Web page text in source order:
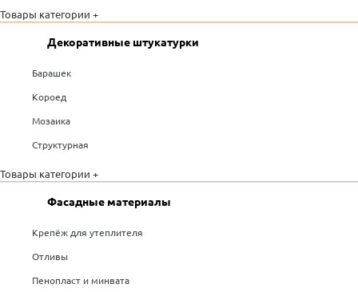
Товары категории +
Декоративные штукатурки
Барашек
Короед
Мозаика
Структурная
Товары категории +
Фасадные материалы
Крепёж для утеплителя
Отливы
Пенопласт и минвата